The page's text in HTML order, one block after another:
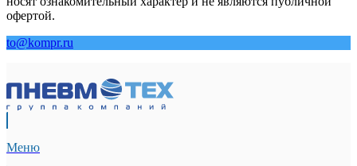
офертой.
to@kompr.ru
Меню